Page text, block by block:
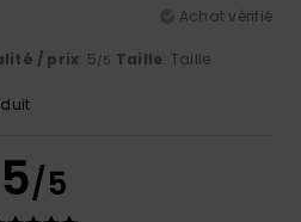
Achat vérifié
/ prix: 5/5 Taille: Taille
5/5